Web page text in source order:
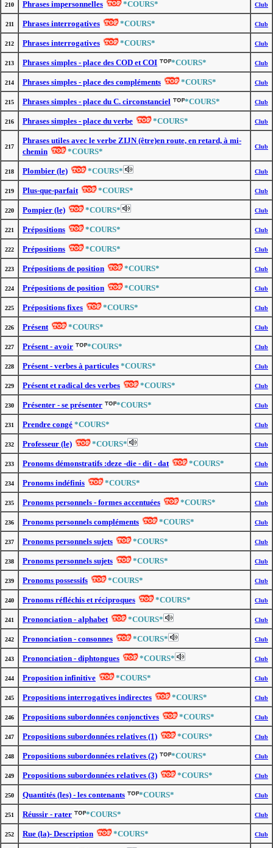
210 Phrases impersonnelles *COURS* Club
211 Phrases interrogatives *COURS* Club
212 Phrases interrogatives *COURS* Club
213 Phrases simples - place des COD et COI *COURS* Club
214 Phrases simples - place des compléments *COURS* Club
215 Phrases simples - place du C. circonstanciel *COURS* Club
216 Phrases simples - place du verbe *COURS* Club
217
Phrases utiles avec le verbe ZIJN (être)en route, en retard, à mi-
chemin
*COURS*
Club
218 Plombier (le) *COURS* Club
219 Plus-que-parfait *COURS* Club
220 Pompier (le) *COURS* Club
221 Prépositions *COURS* Club
222 Prépositions *COURS* Club
223 Prépositions de position *COURS* Club
224 Prépositions de position *COURS* Club
225 Prépositions fixes *COURS* Club
226 Présent *COURS* Club
227 Présent - avoir *COURS* Club
228 Présent - verbes à particules *COURS* Club
229 Présent et radical des verbes *COURS* Club
230 Présenter - se présenter *COURS* Club
231 Prendre congé *COURS* Club
232 Professeur (le) *COURS* Club
233 Pronoms démonstratifs :deze -die - dit - dat *COURS* Club
234 Pronoms indéfinis *COURS* Club
235 Pronoms personnels - formes accentuées *COURS* Club
236 Pronoms personnels compléments *COURS* Club
237 Pronoms personnels sujets *COURS* Club
238 Pronoms personnels sujets *COURS* Club
239 Pronoms possessifs *COURS* Club
240 Pronoms réfléchis et réciproques *COURS* Club
241 Prononciation - alphabet *COURS* Club
242 Prononciation - consonnes *COURS* Club
243 Prononciation - diphtongues *COURS* Club
244 Proposition infinitive *COURS* Club
245 Propositions interrogatives indirectes *COURS* Club
246 Propositions subordonnées conjonctives *COURS* Club
247 Propositions subordonnées relatives (1) *COURS* Club
248 Propositions subordonnées relatives (2) *COURS* Club
249 Propositions subordonnées relatives (3) *COURS* Club
250 Quantités (les) - les contenants *COURS* Club
251 Réussir - rater *COURS* Club
252 Rue (la)- Description *COURS* Club